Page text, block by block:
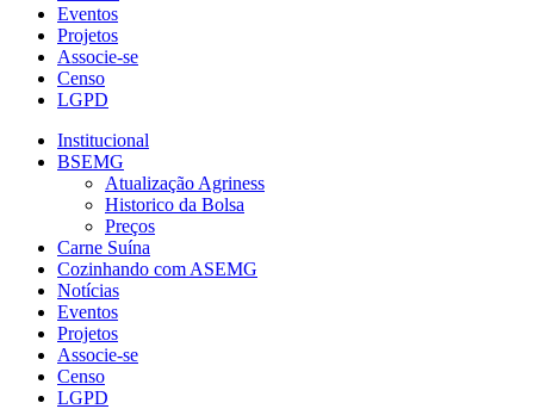
Eventos
Projetos
Associe-se
Censo
LGPD
Institucional
BSEMG
Atualização Agriness
Historico da Bolsa
Preços
Carne Suína
Cozinhando com ASEMG
Notícias
Eventos
Projetos
Associe-se
Censo
LGPD